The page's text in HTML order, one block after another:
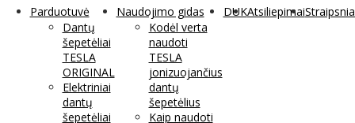
Parduotuvė
Dantų
šepetėliai
TESLA
ORIGINAL
Elektriniai
dantų
šepetėliai
Naudojimo gidas
Kodėl verta
naudoti
TESLA
jonizuojančius
dantų
šepetėlius
Kaip naudoti
DUKAtsiliepimai